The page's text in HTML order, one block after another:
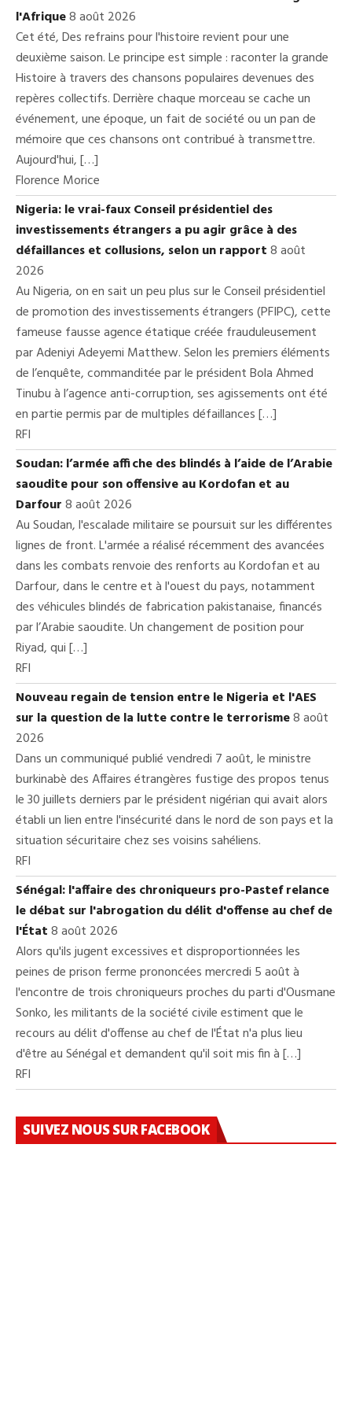
l'Afrique8 août 2026
Cet été, Des refrains pour l'histoire revient pour une
deuxième saison. Le principe est simple : raconter la grande
Histoire à travers des chansons populaires devenues des
repères collectifs. Derrière chaque morceau se cache un
événement, une époque, un fait de société ou un pan de
mémoire que ces chansons ont contribué à transmettre.
Aujourd'hui, […]
Florence Morice
Nigeria: le vrai-faux Conseil présidentiel des
investissements étrangers a pu agir grâce à des
défaillances et collusions, selon un rapport8 août
2026
Au Nigeria, on en sait un peu plus sur le Conseil présidentiel
de promotion des investissements étrangers (PFIPC), cette
fameuse fausse agence étatique créée frauduleusement
par Adeniyi Adeyemi Matthew. Selon les premiers éléments
de l’enquête, commanditée par le président Bola Ahmed
Tinubu à l’agence anti-corruption, ses agissements ont été
en partie permis par de multiples défaillances […]
RFI
Soudan: l’armée affiche des blindés à l’aide de l’Arabie
saoudite pour son offensive au Kordofan et au
Darfour8 août 2026
Au Soudan, l'escalade militaire se poursuit sur les différentes
lignes de front. L'armée a réalisé récemment des avancées
dans les combats renvoie des renforts au Kordofan et au
Darfour, dans le centre et à l'ouest du pays, notamment
des véhicules blindés de fabrication pakistanaise, financés
par l’Arabie saoudite. Un changement de position pour
Riyad, qui […]
RFI
Nouveau regain de tension entre le Nigeria et l'AES
sur la question de la lutte contre le terrorisme8 août
2026
Dans un communiqué publié vendredi 7 août, le ministre
burkinabè des Affaires étrangères fustige des propos tenus
le 30 juillets derniers par le président nigérian qui avait alors
établi un lien entre l'insécurité dans le nord de son pays et la
situation sécuritaire chez ses voisins sahéliens.
RFI
Sénégal: l'affaire des chroniqueurs pro-Pastef relance
le débat sur l'abrogation du délit d'offense au chef de
l'État8 août 2026
Alors qu'ils jugent excessives et disproportionnées les
peines de prison ferme prononcées mercredi 5 août à
l'encontre de trois chroniqueurs proches du parti d'Ousmane
Sonko, les militants de la société civile estiment que le
recours au délit d'offense au chef de l'État n'a plus lieu
d'être au Sénégal et demandent qu'il soit mis fin à […]
RFI
SUIVEZ NOUS SUR FACEBOOK